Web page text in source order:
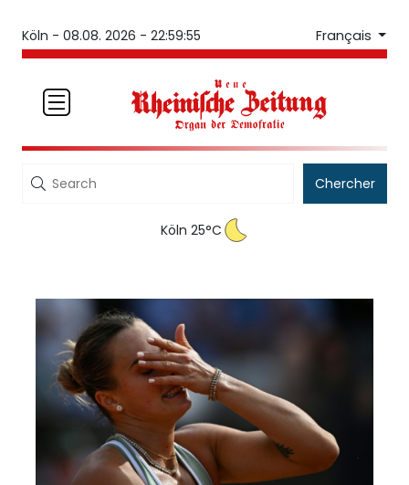
Köln - 08.08. 2026 - 22:59:55 Français
Chercher
Köln 25°C